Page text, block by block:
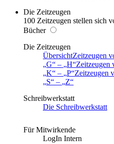
Die Zeitzeugen
100 Zeitzeugen stellen sich
Bücher
Die Zeitzeugen
ÜbersichtZeitzeugen
G
– H Zeitzeugen
K
– P Zeitzeugen
S
–
Z
Schreibwerkstatt
Die Schreibwerkstatt
Für Mitwirkende
LogIn Intern